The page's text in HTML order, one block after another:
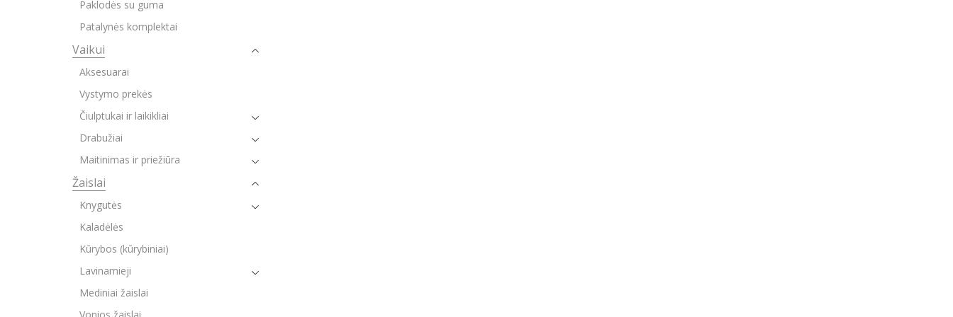
Paklodės su guma
Patalynės komplektai
Vaikui
Aksesuarai
Vystymo prekės
Čiulptukai ir laikikliai
Drabužiai
Maitinimas ir priežiūra
Žaislai
Knygutės
Kaladėlės
Kūrybos (kūrybiniai)
Lavinamieji
Mediniai žaislai